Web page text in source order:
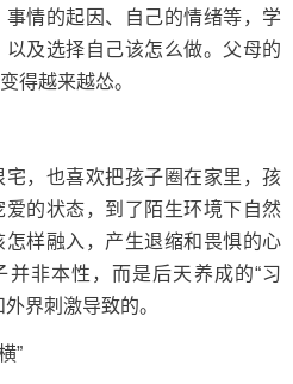
情的起因、自己的情绪等，学
及选择自己该怎么做。父母的
得越来越怂。
，也喜欢把孩子圈在家里，孩
的状态，到了陌生环境下自然
样融入，产生退缩和畏惧的心
并非本性，而是后天养成的“习
界刺激导致的。
”